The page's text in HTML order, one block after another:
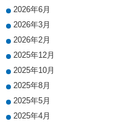
2026年6月
2026年3月
2026年2月
2025年12月
2025年10月
2025年8月
2025年5月
2025年4月